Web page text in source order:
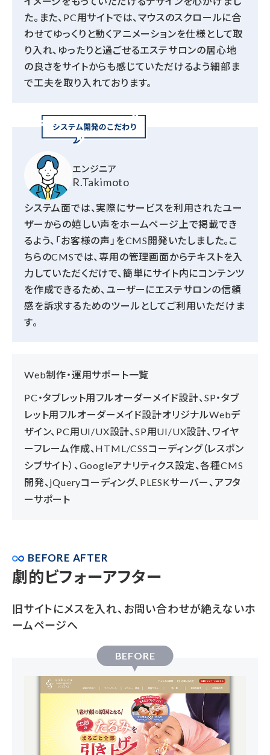
た。また、PC用サイトでは、マウスのスクロールに合
わせてゆっくりと動くアニメーションを仕様として取
り入れ、ゆったりと過ごせるエステサロンの居心地
の良さをサイトからも感じていただけるよう細部ま
で工夫を取り入れております。
エンジニア
R.Takimoto
システム面では、実際にサービスを利用されたユー
ザーからの嬉しい声をホームページ上で掲載でき
るよう、「お客様の声」をCMS開発いたしました。こ
ちらのCMSでは、専用の管理画面からテキストを入
力していただくだけで、簡単にサイト内にコンテンツ
を作成できるため、ユーザーにエステサロンの信頼
感を訴求するためのツールとしてご利用いただけま
す。
Web制作・運用サポート一覧
PC・タブレット用フルオーダーメイド設計、SP・タブ
レット用フルオーダーメイド設計オリジナルWebデ
ザイン、PC用UI/UX設計、SP用UI/UX設計、ワイヤ
ーフレーム作成、HTML/CSSコーディング（レスポン
シブサイト）、Googleアナリティクス設定、各種CMS
開発、jQueryコーディング、PLESKサーバー、アフタ
ーサポート
BEFORE AFTER
劇的ビフォーアフター
旧サイトにメスを入れ、お問い合わせが絶えないホ
ームページへ
BEFORE